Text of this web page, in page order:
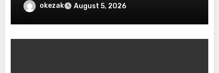
okezak August 5, 2026